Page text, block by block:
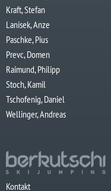
Kraft, Stefan
Lanisek, Anze
Paschke, Pius
Prevc, Domen
Raimund, Philipp
Stoch, Kamil
Tschofenig, Daniel
Wellinger, Andreas
Kontakt